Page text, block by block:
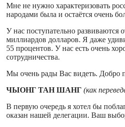
Мне не нужно характеризовать
народами была и остаётся очень
У нас поступательно развиваются
миллиардов долларов. Я даже
55 процентов. У нас есть очень
сотрудничества.
Мы очень рады Вас видеть. Добро
ЧЫОНГ ТАН ШАНГ (как
В первую очередь я хотел бы
оказан нашей делегации. Ваш